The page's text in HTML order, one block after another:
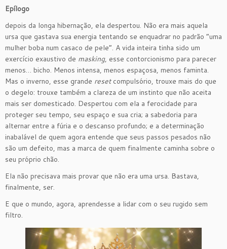
Epílogo
depois da longa hibernação, ela despertou. Não era mais aquela
ursa que gastava sua energia tentando se enquadrar no padrão “uma
mulher boba num casaco de pele”. A vida inteira tinha sido um
exercício exaustivo de masking, esse contorcionismo para parecer
menos… bicho. Menos intensa, menos espaçosa, menos faminta.
Mas o inverno, esse grande resetcompulsório, trouxe mais do que
o degelo: trouxe também a clareza de um instinto que não aceita
mais ser domesticado. Despertou com ela a ferocidade para
proteger seu tempo, seu espaço e sua cria; a sabedoria para
alternar entre a fúria e o descanso profundo; e a determinação
inabalável de quem agora entende que seus passos pesados não
são um defeito, mas a marca de quem finalmente caminha sobre o
seu próprio chão.
Ela não precisava mais provar que não era uma ursa. Bastava,
finalmente, ser.
E que o mundo, agora, aprendesse a lidar com o seu rugido sem
filtro.